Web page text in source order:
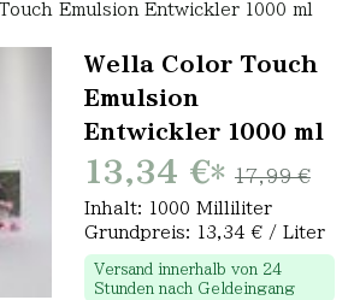
Emulsion Entwickler 1000 ml
Wella Color Touch
Emulsion
Entwickler 1000 ml
13,34 €* 17,99 €
Inhalt: 1000 Milliliter
Grundpreis: 13,34 € / Liter
Versand innerhalb von 24
Stunden nach Geldeingang